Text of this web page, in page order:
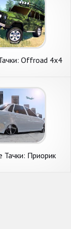
Offroad 4х4
Тачки: Приорик